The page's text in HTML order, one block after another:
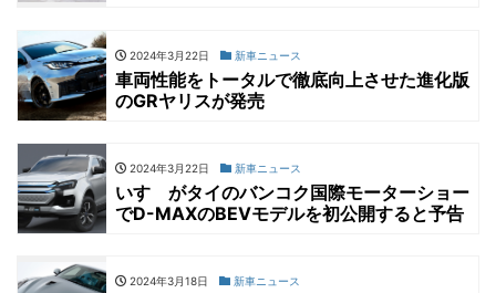
2024年3月22日 新車ニュース
車両性能をトータルで徹底向上させた進化版
のGRヤリスが発売
2024年3月22日 新車ニュース
いすゞがタイのバンコク国際モーターショー
でD-MAXのBEVモデルを初公開すると予告
2024年3月18日 新車ニュース